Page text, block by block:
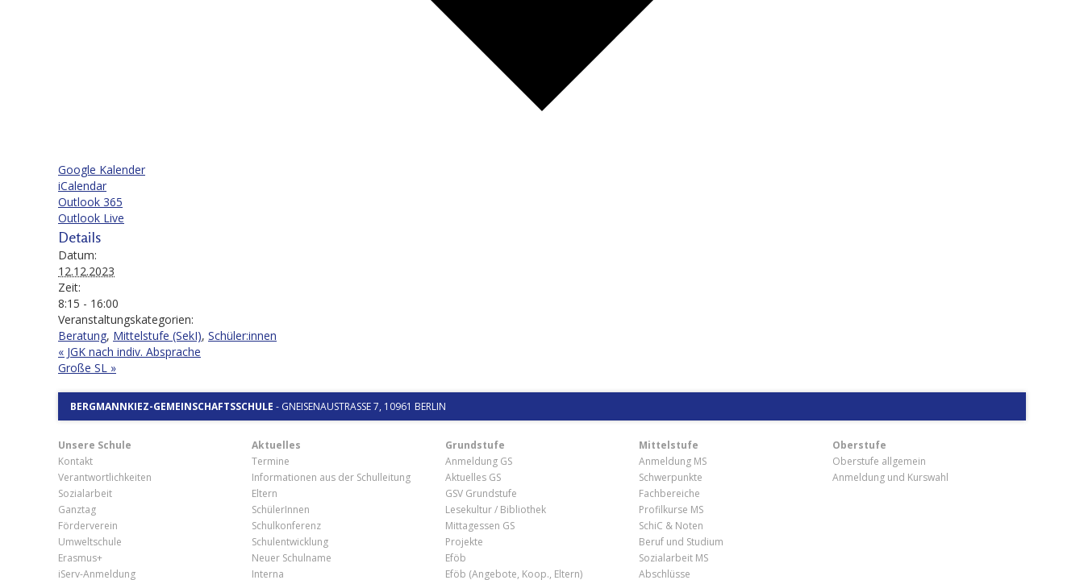
Google Kalender
iCalendar
Outlook 365
Outlook Live
Details
Datum:
12.12.2023
Zeit:
8:15 - 16:00
Veranstaltungskategorien:
Beratung, Mittelstufe (SekI), Schüler:innen
« JGK nach indiv. Absprache
Große SL »
BERGMANNKIEZ-GEMEINSCHAFTSSCHULE - GNEISENAUSTRASSE 7, 10961 BERLIN
Unsere Schule
Kontakt
Verantwortlichkeiten
Sozialarbeit
Ganztag
Förderverein
Umweltschule
Erasmus+
iServ-Anmeldung
Aktuelles
Termine
Informationen aus der Schulleitung
Eltern
SchülerInnen
Schulkonferenz
Schulentwicklung
Neuer Schulname
Interna
Grundstufe
Anmeldung GS
Aktuelles GS
GSV Grundstufe
Lesekultur / Bibliothek
Mittagessen GS
Projekte
Eföb
Eföb (Angebote, Koop., Eltern)
Mittelstufe
Anmeldung MS
Schwerpunkte
Fachbereiche
Profilkurse MS
SchiC & Noten
Beruf und Studium
Sozialarbeit MS
Abschlüsse
Oberstufe
Oberstufe allgemein
Anmeldung und Kurswahl